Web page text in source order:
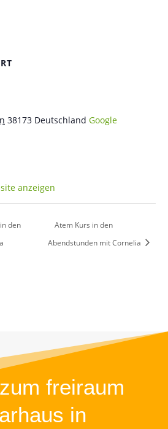
38173 Deutschland Google
anzeigen
den
Atem Kurs in den
Abendstunden mit Cornelia
freiraum
in